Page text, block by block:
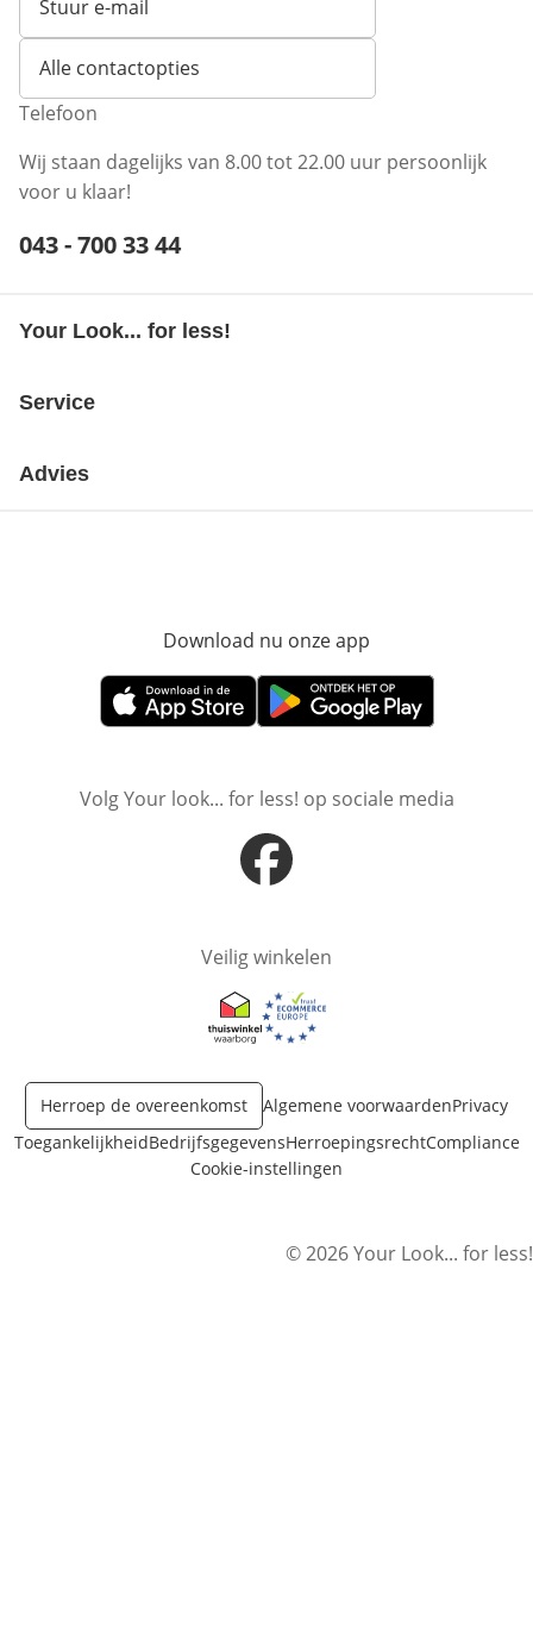
Stuur e-mail
Opent e-mailclient
Alle contactopties
Telefoon
Wij staan dagelijks van 8.00 tot 22.00 uur persoonlijk
voor u klaar!
Telefoonnummer:
043 - 700 33 44
Your Look... for less!
Service
Advies
Download nu onze app
Opent in nieuw vensterOpent in nieuw venster
Volg Your look... for less! op sociale media
Opent in nieuw venster
Veilig winkelen
Opent in nieuw venster
Opent in nieuw venster
Herroep de overeenkomst Algemene voorwaardenPrivacy
ToegankelijkheidBedrijfsgegevensHerroepingsrechtCompliance
Cookie-instellingen
© 2026 Your Look... for less!